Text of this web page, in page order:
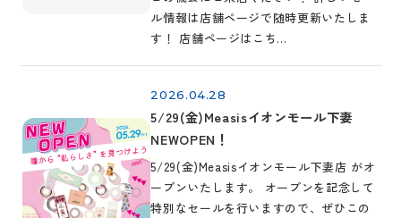
ル情報は店舗ページで随時更新いたしま
す！ 店舗ページはこち…
2026.04.28
5/29(金)Measisイオンモール下妻
NEWOPEN！
5/29(金)Measisイオンモール下妻店 がオ
ープンいたします。 オープンを記念して
特別なセールを行いますので、ぜひこの